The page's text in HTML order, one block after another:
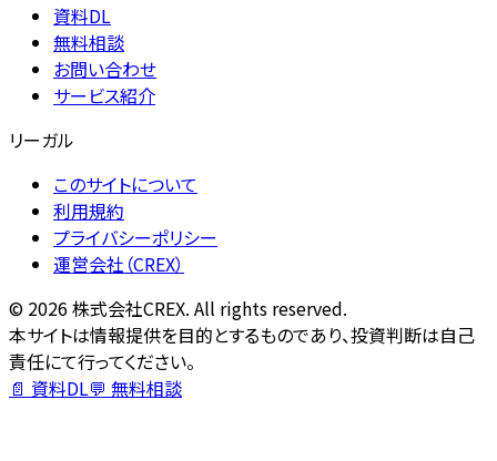
資料DL
無料相談
お問い合わせ
サービス紹介
リーガル
このサイトについて
利用規約
プライバシーポリシー
運営会社（CREX）
© 2026株式会社CREX. All rights reserved.
本サイトは情報提供を目的とするものであり、投資判断は自己
責任にて行ってください。
📄 資料DL💬 無料相談